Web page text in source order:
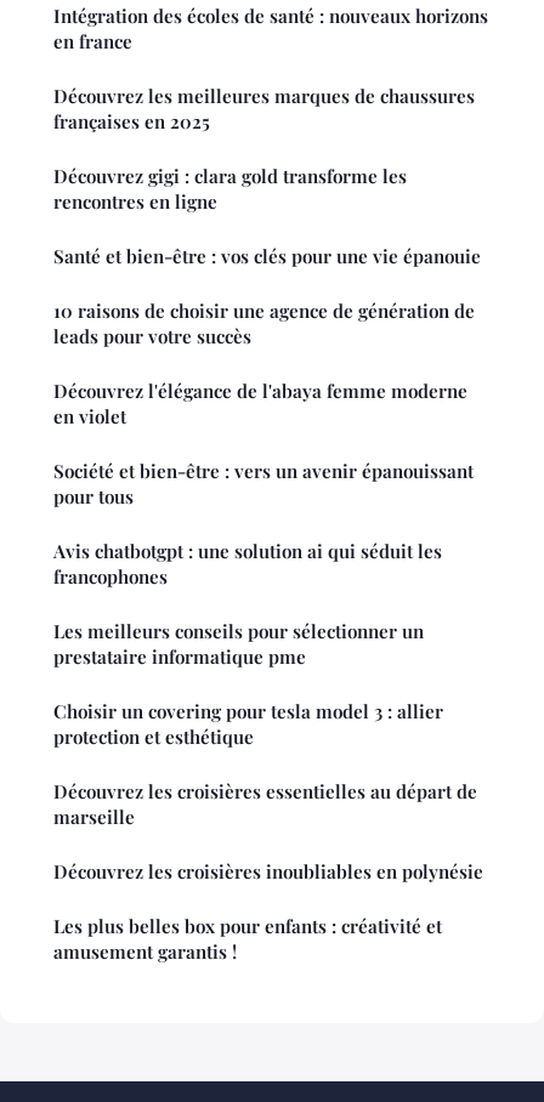
Intégration des écoles de santé : nouveaux horizons
en france
Découvrez les meilleures marques de chaussures
françaises en 2025
Découvrez gigi : clara gold transforme les
rencontres en ligne
Santé et bien-être : vos clés pour une vie épanouie
10 raisons de choisir une agence de génération de
leads pour votre succès
Découvrez l'élégance de l'abaya femme moderne
en violet
Société et bien-être : vers un avenir épanouissant
pour tous
Avis chatbotgpt : une solution ai qui séduit les
francophones
Les meilleurs conseils pour sélectionner un
prestataire informatique pme
Choisir un covering pour tesla model 3 : allier
protection et esthétique
Découvrez les croisières essentielles au départ de
marseille
Découvrez les croisières inoubliables en polynésie
Les plus belles box pour enfants : créativité et
amusement garantis !